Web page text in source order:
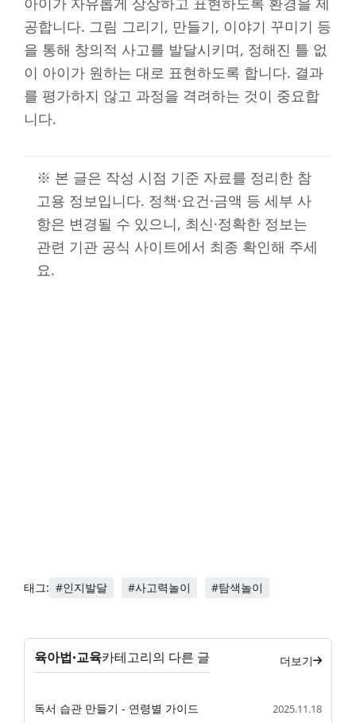
공합니다. 그림 그리기, 만들기, 이야기 꾸미기 등
을 통해 창의적 사고를 발달시키며, 정해진 틀 없
이 아이가 원하는 대로 표현하도록 합니다. 결과
를 평가하지 않고 과정을 격려하는 것이 중요합
니다.
※ 본 글은 작성 시점 기준 자료를 정리한 참
고용 정보입니다. 정책·요건·금액 등 세부 사
항은 변경될 수 있으니, 최신·정확한 정보는
관련 기관 공식 사이트에서 최종 확인해 주세
요.
태그: #인지발달 #사고력놀이 #탐색놀이
육아법·교육카테고리의 다른 글 더보기
독서 습관 만들기 - 연령별 가이드 2025.11.18